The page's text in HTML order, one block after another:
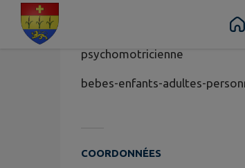
Contenu Pied
psychomotricienne
bebes-enfants-adultes-
COORDONNÉES